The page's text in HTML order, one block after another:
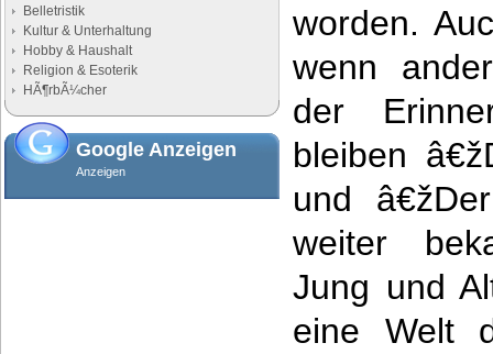
Belletristik
Kultur & Unterhaltung
Hobby & Haushalt
Religion & Esoterik
HÃ¶rbÃ¼cher
Google Anzeigen
Anzeigen
worden.
wenn
der
bleiben
und
weiter
Jung und
eine Welt